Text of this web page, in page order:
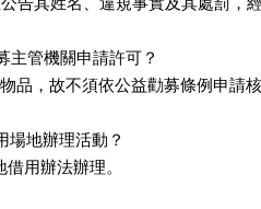
主管機關申請許可？
品，故不須依公益勸募條例申請核
場地辦理活動？
用辦法辦理。